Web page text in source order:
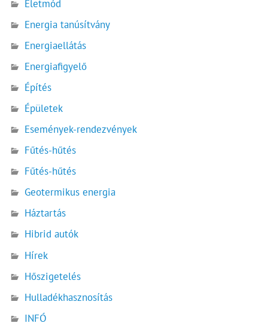
Életmód
Energia tanúsítvány
Energiaellátás
Energiafigyelő
Építés
Épületek
Események-rendezvények
Fűtés-hűtés
Fűtés-hűtés
Geotermikus energia
Háztartás
Hibrid autók
Hírek
Hőszigetelés
Hulladékhasznosítás
INFÓ